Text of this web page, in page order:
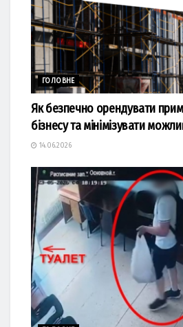
ГОЛОВНЕ
Як безпечно орендувати
бізнесу та мінімізувати
14.06.2026